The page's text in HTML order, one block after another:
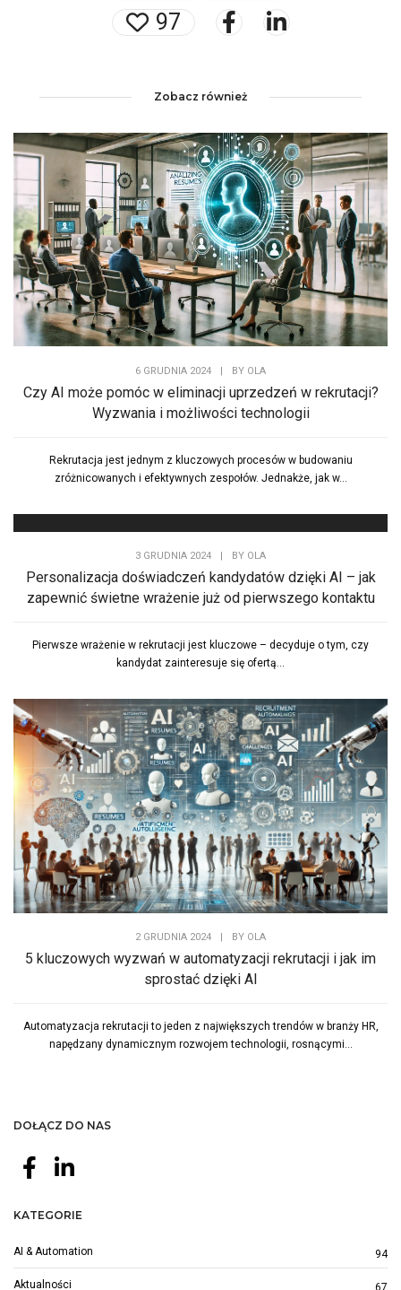
97
Zobacz również
6 GRUDNIA 2024 | BY OLA
Czy AI może pomóc w eliminacji uprzedzeń w rekrutacji?
Wyzwania i możliwości technologii
Rekrutacja jest jednym z kluczowych procesów w budowaniu
zróżnicowanych i efektywnych zespołów. Jednakże, jak w...
3 GRUDNIA 2024 | BY OLA
Personalizacja doświadczeń kandydatów dzięki AI – jak
zapewnić świetne wrażenie już od pierwszego kontaktu
Pierwsze wrażenie w rekrutacji jest kluczowe – decyduje o tym, czy
kandydat zainteresuje się ofertą...
2 GRUDNIA 2024 | BY OLA
5 kluczowych wyzwań w automatyzacji rekrutacji i jak im
sprostać dzięki AI
Automatyzacja rekrutacji to jeden z największych trendów w branży HR,
napędzany dynamicznym rozwojem technologii, rosnącymi...
DOŁĄCZ DO NAS
KATEGORIE
AI & Automation 94
Aktualności